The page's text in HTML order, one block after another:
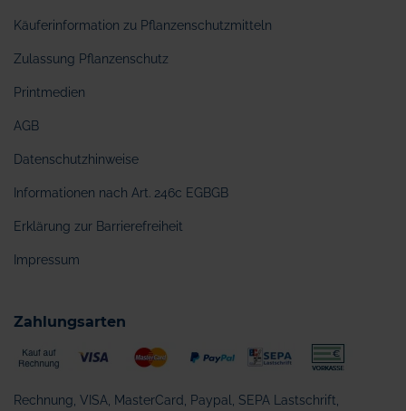
Käuferinformation zu Pflanzenschutzmitteln
Zulassung Pflanzenschutz
Printmedien
AGB
Datenschutzhinweise
Informationen nach Art. 246c EGBGB
Erklärung zur Barrierefreiheit
Impressum
Zahlungsarten
Rechnung, VISA, MasterCard, Paypal, SEPA Lastschrift,